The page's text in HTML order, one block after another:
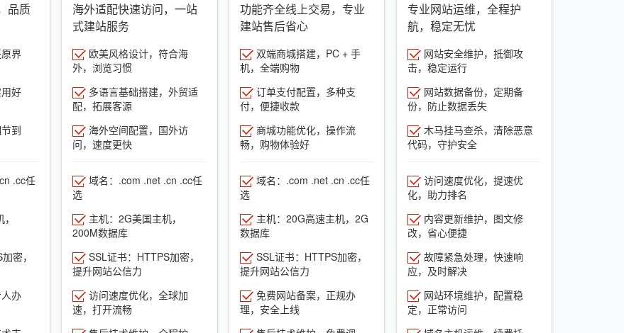
品质
界
好
到
.cc任
密，
办
海外适配快速访问，一站
式建站服务
欧美风格设计，符合海
外，浏览习惯
多语言基础搭建，外贸适
配，拓展客源
海外空间配置，国外访
问，速度更快
域名：.com .net .cn .cc任
选
主机：2G美国主机，
200M数据库
SSL证书：HTTPS加密，
提升网站公信力
访问速度优化，全球加
速，打开流畅
功能齐全线上交易，专业
建站售后省心
双端商城搭建，PC + 手
机，全端购物
订单支付配置，多种支
付，便捷收款
商城功能优化，操作流
畅，购物体验好
域名：.com .net .cn .cc任
选
主机：20G高速主机，2G
数据库
SSL证书：HTTPS加密，
提升网站公信力
免费网站备案，正规办
理，安全上线
专业网站运维，全程护
航，稳定无忧
网站安全维护，抵御攻
击，稳定运行
网站数据备份，定期备
份，防止数据丢失
木马挂马查杀，清除恶意
代码，守护安全
访问速度优化，提速优
化，助力排名
内容更新维护，图文修
改，省心便捷
故障紧急处理，快速响
应，及时解决
网站环境维护，配置稳
定，正常访问